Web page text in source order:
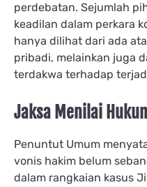
perdebatan. Sejumlah
keadilan dalam perkara
hanya dilihat dari ada
pribadi, melainkan juga
terdakwa terhadap
Jaksa Menilai
Penuntut Umum
vonis hakim belum
dalam rangkaian kasus